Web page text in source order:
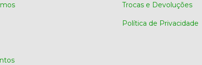
Trocas e Devoluções
Política de Privacidade